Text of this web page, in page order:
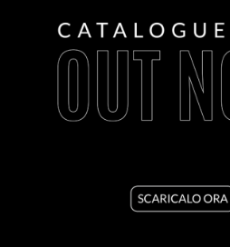
1531/1531-
FORMULA NSR 86/89 BODY KIT